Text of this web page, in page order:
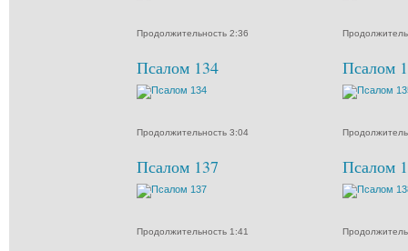
Продолжительность 2:36
Псалом 134
Продолжительность 3:04
Псалом
Псалом 137
Продолжительность 1:41
Псалом